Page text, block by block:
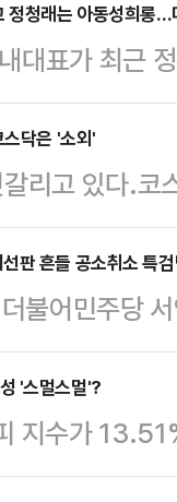
상황이다.8일
코스피200
버스2X’를
인버
돌파하고, 4
정청래는 아동성희롱
대표가 최근
은 그 이름을
국회에서 열
읍시옷(ㅂㅅ
표는 어린아
다"라고 비판
회의 겸 제7
런…
닥은 '소외'
리고 있다.
반면, 코스닥
다.8일 한국
1199.18에
반등하는 듯
다.반면 코스
은 상반되는
판 흔들 공소취소 특
불어민주당
어머니' 추미
혹 사건 진상
정작 국조
다.6·3 지방
'스멀스멀'?
지수가
정 가능성을